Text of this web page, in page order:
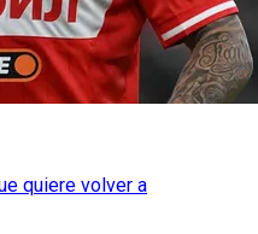
quiere volver a